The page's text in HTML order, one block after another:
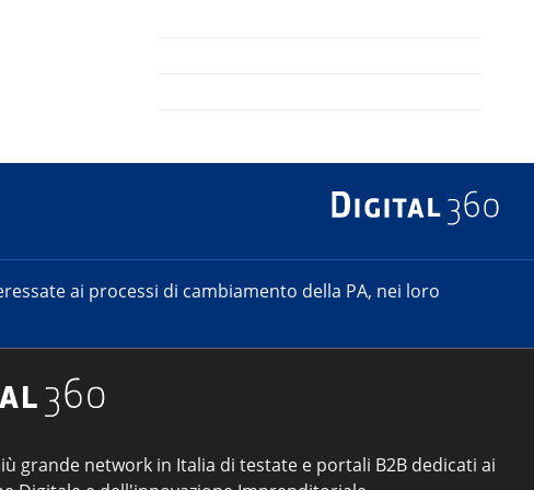
ai processi di cambiamento della PA, nei loro
grande network in Italia di testate e portali B2B dedicati ai